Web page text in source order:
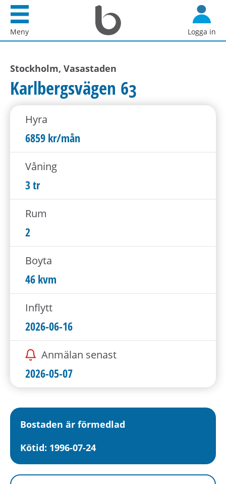
d
e
k
t
n
t
Meny
Startsida
Bostadsförmedlingen
i
AB
Logga in
Stockholm, Vasastaden
Karlbergsvägen 63
Hyra
6859 kr/mån
Våning
3 tr
Rum
2
Boyta
46 kvm
Inflytt
2026-06-16
Anmälan senast
2026-05-07
Bostaden är förmedlad
Kötid: 1996-07-24